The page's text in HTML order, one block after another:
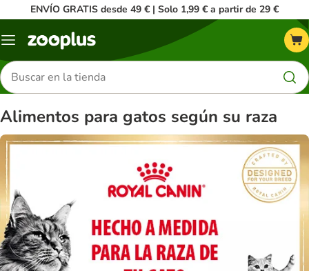
ENVÍO GRATIS desde 49 € | Solo 1,99 € a partir de 29 €
Menú
Buscar
productos
Alimentos para gatos según su raza